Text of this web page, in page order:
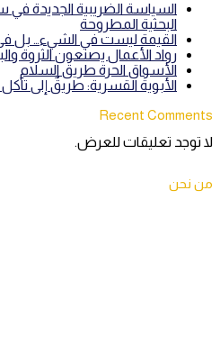
السياسة الضريبية الجديدة
البحثية المطروحة
القيمة ليست في الشيء… بل
رواد الأعمال يصنعون الثروة
الأسواق الحرة طريق السلام
الأبوية القسرية: طريقٌ إلى تآكل
Recent Comments
لا توجد تعليقات للعرض.
من نحن